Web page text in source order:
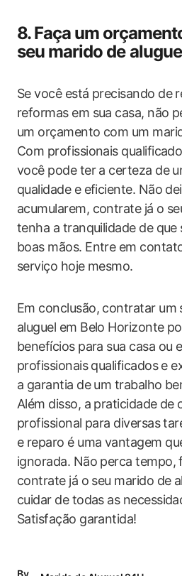
8. Faça um
seu marido de
Se você está precisando de
reformas em sua casa, não
um orçamento com um
Com profissionais
você pode ter a certeza de
qualidade e eficiente. Não
acumularem, contrate já o
tenha a tranquilidade de que
boas mãos. Entre em
serviço hoje mesmo.
Em conclusão, contratar um
aluguel em Belo Horizonte
benefícios para sua casa ou
profissionais qualificados e
a garantia de um trabalho
Além disso, a praticidade de
profissional para diversas
e reparo é uma vantagem
ignorada. Não perca tempo,
contrate já o seu marido de
cuidar de todas as
Satisfação garantida!
By